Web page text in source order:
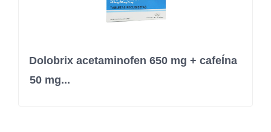
Dolobrix acetaminofen 650 mg + cafeÍna
50 mg...